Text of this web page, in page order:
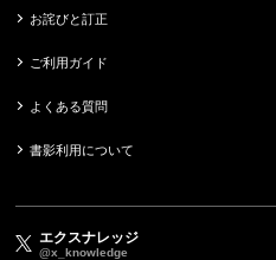
お詫びと訂正
ご利用ガイド
よくある質問
書影利用について
エクスナレッジ
@x_knowledge